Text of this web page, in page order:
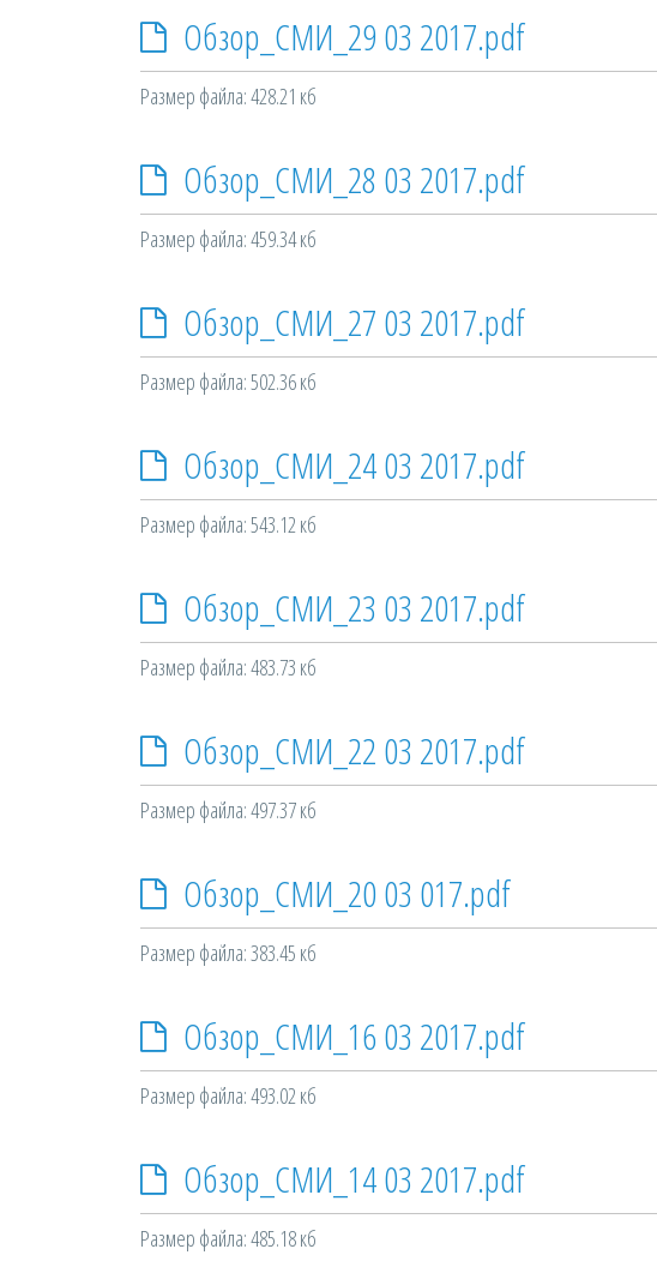
Обзор_СМИ_29 03 2017.pdf
Размер файла: 428.21 кб
Обзор_СМИ_28 03 2017.pdf
Размер файла: 459.34 кб
Обзор_СМИ_27 03 2017.pdf
Размер файла: 502.36 кб
Обзор_СМИ_24 03 2017.pdf
Размер файла: 543.12 кб
Обзор_СМИ_23 03 2017.pdf
Размер файла: 483.73 кб
Обзор_СМИ_22 03 2017.pdf
Размер файла: 497.37 кб
Обзор_СМИ_20 03 017.pdf
Размер файла: 383.45 кб
Обзор_СМИ_16 03 2017.pdf
Размер файла: 493.02 кб
Обзор_СМИ_14 03 2017.pdf
Размер файла: 485.18 кб